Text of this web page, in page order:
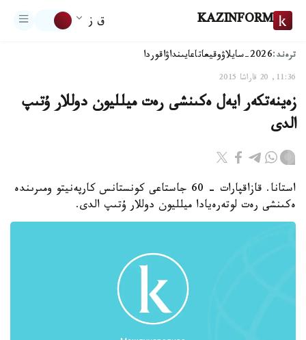
KAZINFORM ق ز
ترەند:2026-سايلاۋ وقيعاتاعايىنداۋاقوردا
11:36, 20 قاراشا 2015
زەينەتكەر ايەل ەكىنشى رەت ميلليون دوللار ۇتىپ
الدى
استانا. قازاقپارات - 60 جاستاعى كونستانس كارپەنيتو ومىرىندە
ەكىنشى رەت لوتەرەيادا ميلليون دوللار ۇتىپ الدى.